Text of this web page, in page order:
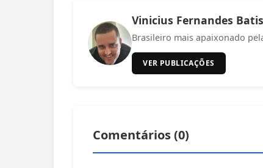
Vinicius Fernandes
Brasileiro mais apaixonado
VER PUBLICAÇÕES
Comentários (0)